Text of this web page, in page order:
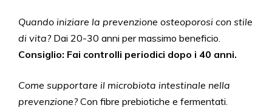
Quando iniziare la prevenzione osteoporosi con stile
di vita?Dai 20-30 anni per massimo beneficio.
Consiglio: Fai controlli periodici dopo i 40 anni.
Come supportare il microbiota intestinale nella
prevenzione?Con fibre prebiotiche e fermentati.